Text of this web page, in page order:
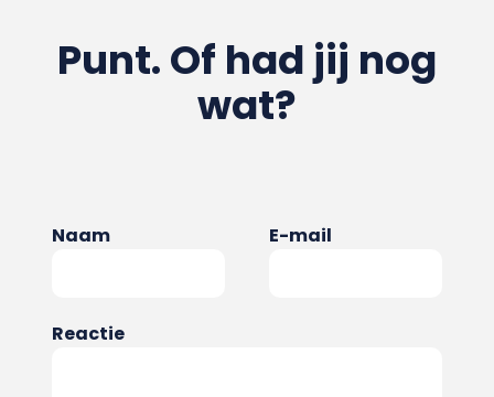
Punt. Of had jij nog
wat?
Naam E-mail
Reactie